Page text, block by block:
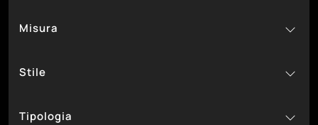
Ergogreen 39
Noctis 55
Tomasella 44
In Ecopelle 49
In Legno 12
In Tessuto 248
Misura
Matrimoniali 364
Stile
Design 41
Tipologia